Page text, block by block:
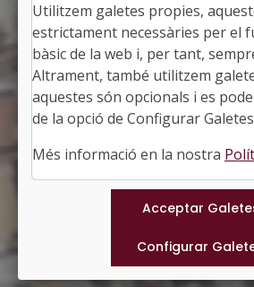
GAVÀ
Alcaldessa: Gemma
El Baix Llobregat,
Població: 48.243
Superfície: 30,90
http://
Municipis
Utilitzem galetes propies,
estrictament necessàries per el
bàsic de la web i, per tant,
Altrament, també utilitzem
aquestes són opcionals i es
de la opció de Configurar
Més informació en la nostra